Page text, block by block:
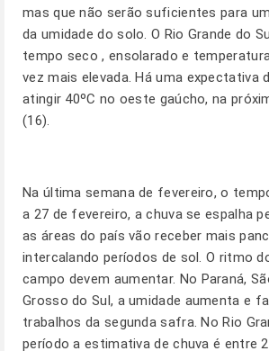
mas que não serão suficientes para
da umidade do solo. O Rio Grande do
tempo seco , ensolarado e
vez mais elevada. Há uma expectativa
atingir 40ºC no oeste gaúcho, na
(16).
Na última semana de fevereiro, o
a 27 de fevereiro, a chuva se espalha
as áreas do país vão receber mais
intercalando períodos de sol. O ritmo
campo devem aumentar. No Paraná,
Grosso do Sul, a umidade aumenta e
trabalhos da segunda safra. No Rio
período a estimativa de chuva é entre